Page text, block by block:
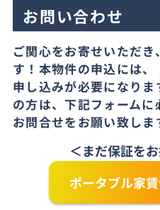
お問い合わせ
ご関心をお寄せいただ
す！本物件の申込には、
申し込みが必要になり
の方は、下記フォームに
お問合せをお願い致しま
＜まだ保証を
ポータブル家